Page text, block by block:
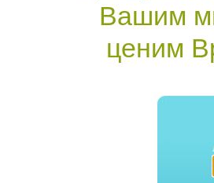
Вашим
ценим